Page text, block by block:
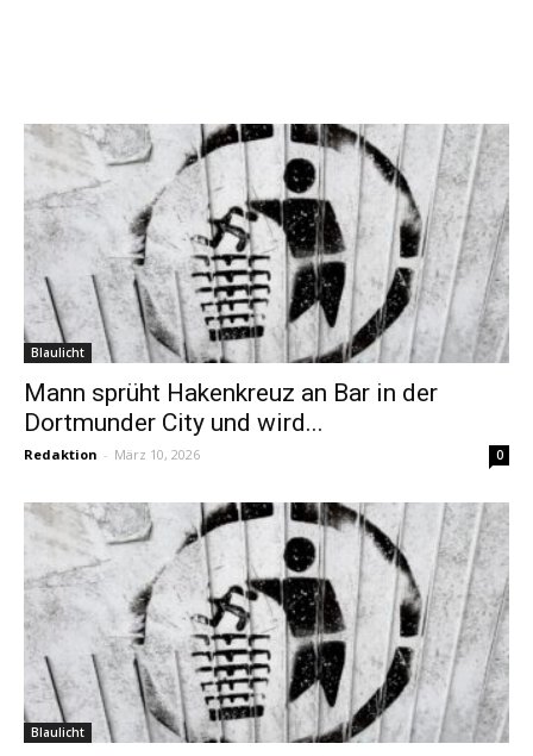
Blaulicht
Mann sprüht Hakenkreuz an Bar in der
Dortmunder City und wird...
Redaktion - März 10, 2026 0
Blaulicht